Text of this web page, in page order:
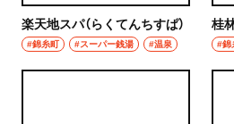
楽天地スパ（らくてんちすぱ）
#錦糸町 #スーパー銭湯 #温泉
桂
#錦